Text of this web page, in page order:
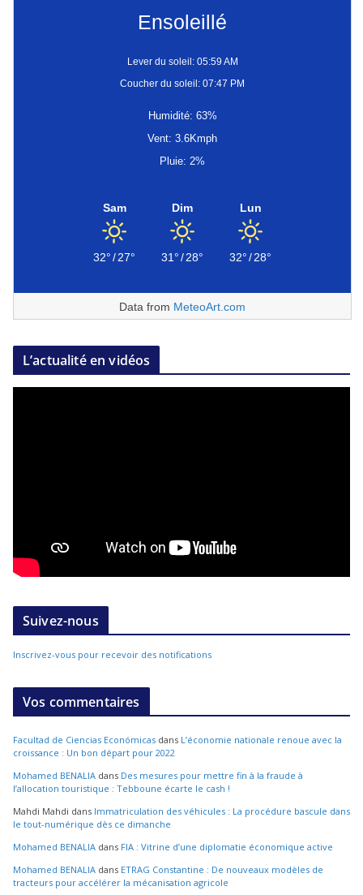
Ensoleillé
Lever du soleil: 05:59 AM
Coucher du soleil: 07:47 PM
Humidité: 63%
Vent: 3.6Kmph
Pluie: 2%
Sam
32°/27°
Dim
31°/28°
Lun
32°/28°
Data from MeteoArt.com
L’actualité en vidéos
Suivez-nous
Inscrivez-vous pour recevoir des notifications
Vos commentaires
Facultad de Ciencias Económicas dans L’économie nationale renoue avec la
croissance : Un bon départ pour 2022
Mohamed BENALIA dans Des mesures pour mettre fin à la fraude à
l’allocation touristique : Tebboune écarte le cash !
Mahdi Mahdi dans Immatriculation des véhicules : La procédure bascule dans
le tout-numérique dès ce dimanche
Mohamed BENALIA dans FIA : Vitrine d’une diplomatie économique active
Mohamed BENALIA dans ETRAG Constantine : De nouveaux modèles de
tracteurs pour accélérer la mécanisation agricole